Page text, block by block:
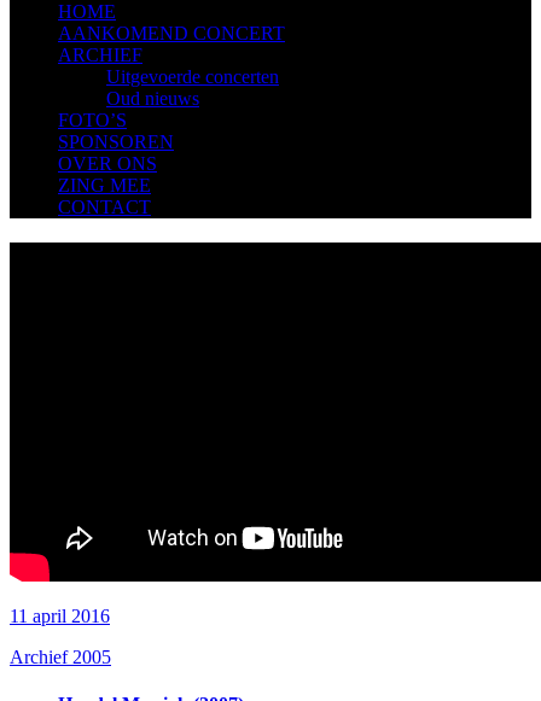
HOME
AANKOMEND CONCERT
ARCHIEF
Uitgevoerde concerten
Oud nieuws
FOTO’S
SPONSOREN
OVER ONS
ZING MEE
CONTACT
11 april 2016
Archief 2005